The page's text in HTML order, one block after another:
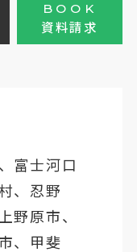
BOOK
資料請求
、 富士河口
、忍野
野原市、
、甲斐